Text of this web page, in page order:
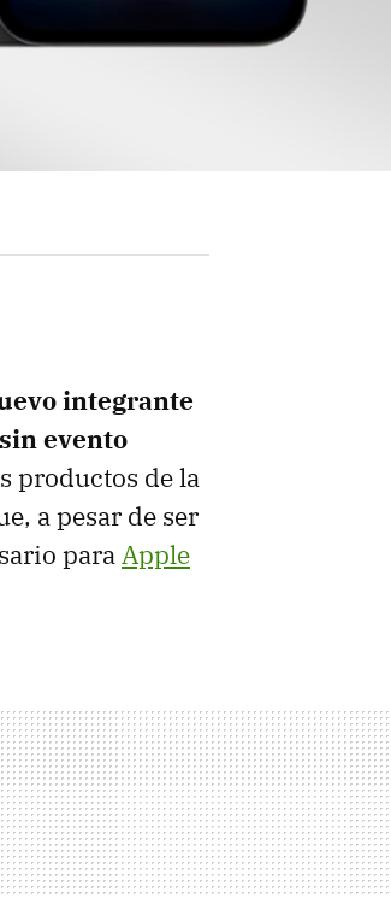
integrante
evento
productos de la
a pesar de ser
paraApple